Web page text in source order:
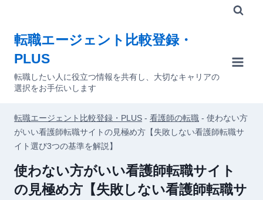
転職エージェント比較登録・
PLUS
転職したい人に役立つ情報を共有し、大切なキャリアの
選択をお手伝いします
転職エージェント比較登録・PLUS - 看護師の転職 - 使わない方
がいい看護師転職サイトの見極め方【失敗しない看護師転職サ
イト選び3つの基準を解説】
使わない方がいい看護師転職サイト
の見極め方【失敗しない看護師転職サ